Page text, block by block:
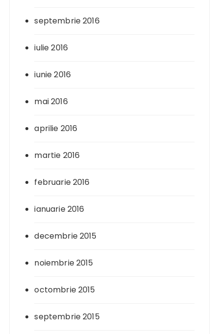
septembrie 2016
iulie 2016
iunie 2016
mai 2016
aprilie 2016
martie 2016
februarie 2016
ianuarie 2016
decembrie 2015
noiembrie 2015
octombrie 2015
septembrie 2015